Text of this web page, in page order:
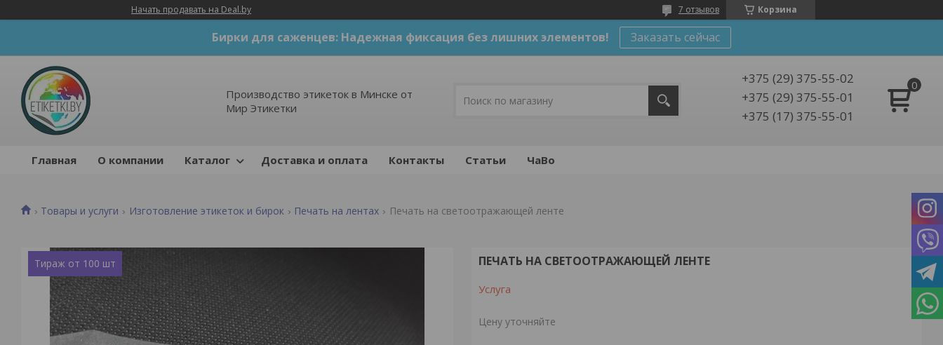
Начать продавать на Deal.by Корзина
7 отзывов
Бирки для саженцев: Надежная фиксация без лишних элементов! Заказать сейчас
Производство этикеток в Минске от
Мир Этикетки
+375 (29) 375-55-02
+375 (29) 375-55-01
+375 (17) 375-55-01
Главная О компании Каталог Доставка и оплата Контакты Статьи ЧаВо
Товары и услуги Изготовление этикеток и бирок Печать на лентах Печать на светоотражающей ленте
Тираж от 100 шт ПЕЧАТЬ НА СВЕТООТРАЖАЮЩЕЙ ЛЕНТЕ
Услуга
Цену уточняйте